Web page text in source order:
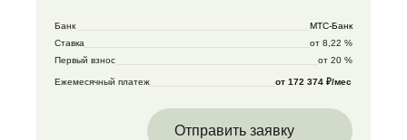
Банк
МТС-Банк
Ставка
от 8,22 %
Первый взнос
от 20 %
Ежемесячный платеж от 172 374 ₽/мес
Отправить заявку